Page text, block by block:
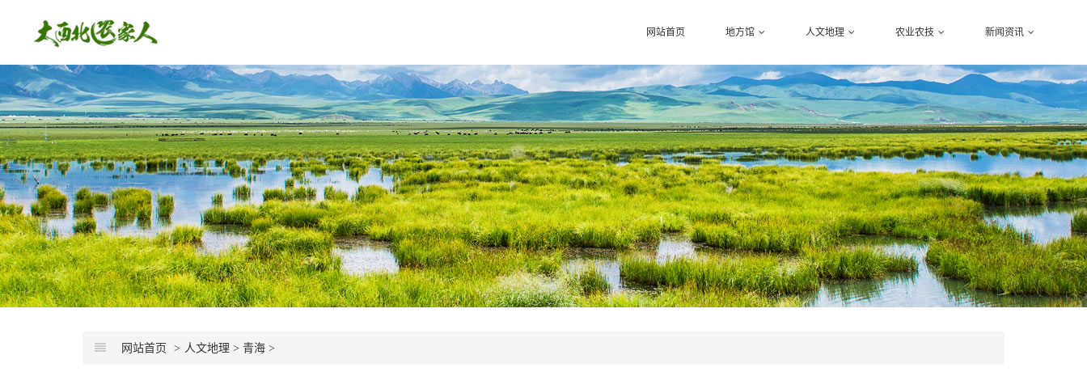
网站首页 地方馆
陕西馆
甘肃馆
宁夏馆
青海馆
新疆馆
人文地理
陕西
甘肃
宁夏
青海
新疆
路线
小吃
农业农技
蔬菜种植
水果瓜果
花草苗木
家禽畜牧
五谷粮食
经济作物
农资农机
新闻资讯
三农政策
关于我们
网站首页 人文地理 > 青海 >